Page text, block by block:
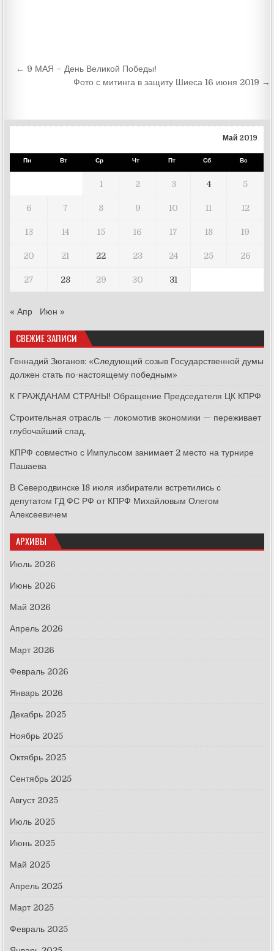
Навигация
← 9 МАЯ – День Великой Победы!
Фото с митинга в защиту Шиеса 16 июня 2019 →
Май 2019
Пн Вт Ср Чт Пт Сб Вс
1 2 3 4 5
6 7 8 9 10 11 12
13 14 15 16 17 18 19
20 21 22 23 24 25 26
27 28 29 30 31
« Апр Июн »
СВЕЖИЕ ЗАПИСИ
Геннадий Зюганов: «Следующий созыв Государственной думы
должен стать по-настоящему победным»
К ГРАЖДАНАМ СТРАНЫ! Обращение Председателя ЦК КПРФ
Строительная отрасль — локомотив экономики — переживает
глубочайший спад.
КПРФ совместно с Импульсом занимает 2 место на турнире
Пашаева
В Северодвинске 18 июля избиратели встретились с
депутатом ГД ФС РФ от КПРФ Михайловым Олегом
Алексеевичем
АРХИВЫ
Июль 2026
Июнь 2026
Май 2026
Апрель 2026
Март 2026
Февраль 2026
Январь 2026
Декабрь 2025
Ноябрь 2025
Октябрь 2025
Сентябрь 2025
Август 2025
Июль 2025
Июнь 2025
Май 2025
Апрель 2025
Март 2025
Февраль 2025